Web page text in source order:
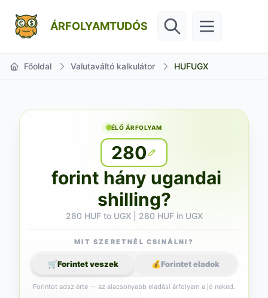
ÁRFOLYAMTUDÓS
Főoldal Valutaváltó kalkulátor HUFUGX
ÉLŐ ÁRFOLYAM
280
forint hány ugandai
shilling?
280 HUF to UGX | 280 HUF in UGX
MIT SZERETNÉL CSINÁLNI?
🛒Forintet veszek 💰Forintet eladok
Forintot adsz érte — az alacsonyabb eladási árfolyam a jó neked.